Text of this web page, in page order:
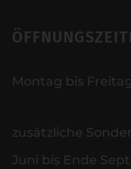
Montag bis
zusätzliche
Juni bis Ende